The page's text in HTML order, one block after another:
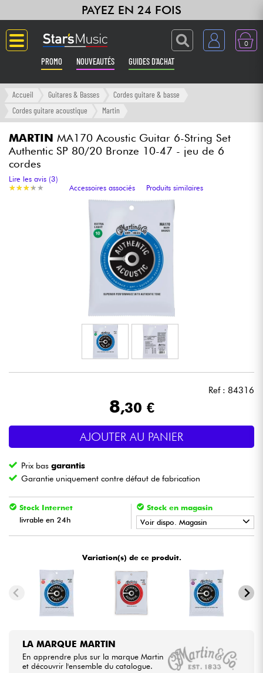
PAYEZ EN 24 FOIS
0
PROMO NOUVEAUTÉS GUIDES D'ACHAT
Langue
Amplis & Effets
Claviers & Pianos
Synthés & Sampleurs
Micros & HF
Batteries & Percu
Vents
Eveil Musical
Câbles & Access.
HiFi
Packs
Voir nos marques
Accueil Guitares & Basses
Cordes guitare & basse
Cordes guitare acoustique
Martin
MARTIN MA170 Acoustic Guitar 6-String Set
Authentic SP 80/20 Bronze 10-47 - jeu de 6
cordes
★★★★ ★
★★★★ ★
Lire les avis (3)
Accessoires associés
Produits similaires
Ref : 84316
8,30 €
AJOUTER AU PANIER
Prix basgarantis
Garantie uniquement contre défaut de fabrication
Stock Internet
livrable en 24h
Stock en magasin
Voir dispo. Magasin
• Star BORDEAUX
• Star BRUGES
MusicLILLE
Variation(s) de ce produit.
LA MARQUE MARTIN
En apprendre plus sur la marque Martin
et découvrir l'ensemble du catalogue.